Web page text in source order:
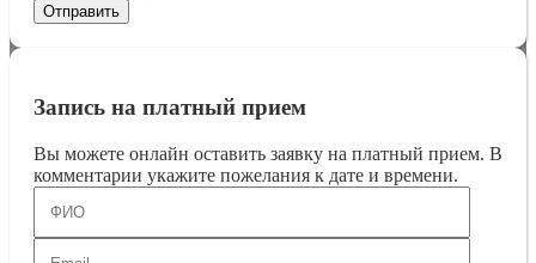
Запись на платный прием
Вы можете онлайн оставить заявку на платный прием. В
комментарии укажите пожелания к дате и времени.